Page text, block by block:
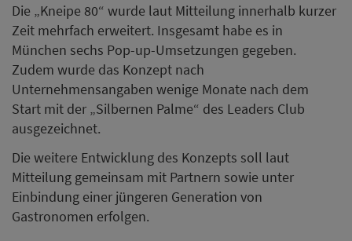
Die „Kneipe 80“ wurde laut Mitteilung innerhalb kurzer
Zeit mehrfach erweitert. Insgesamt habe es in
München sechs Pop-up-Umsetzungen gegeben.
Zudem wurde das Konzept nach
Unternehmensangaben wenige Monate nach dem
Start mit der „Silbernen Palme“ des Leaders Club
ausgezeichnet.
Die weitere Entwicklung des Konzepts soll laut
Mitteilung gemeinsam mit Partnern sowie unter
Einbindung einer jüngeren Generation von
Gastronomen erfolgen.